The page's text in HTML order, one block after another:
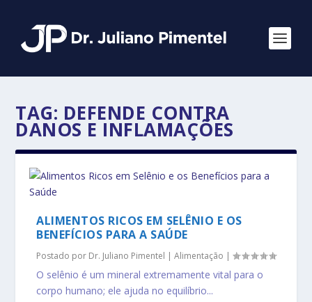
TAG: DEFENDE CONTRA
DANOS E INFLAMAÇÕES
ALIMENTOS RICOS EM SELÊNIO E OS
BENEFÍCIOS PARA A SAÚDE
Postado por Dr. Juliano Pimentel |Alimentação |
O selênio é um mineral extremamente vital para o
corpo humano; ele ajuda no equilíbrio...